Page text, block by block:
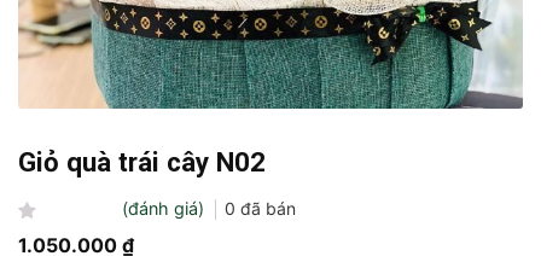
Giỏ quà trái cây N02
Được
(đánh giá) 0 đã bán
1.050.000 ₫